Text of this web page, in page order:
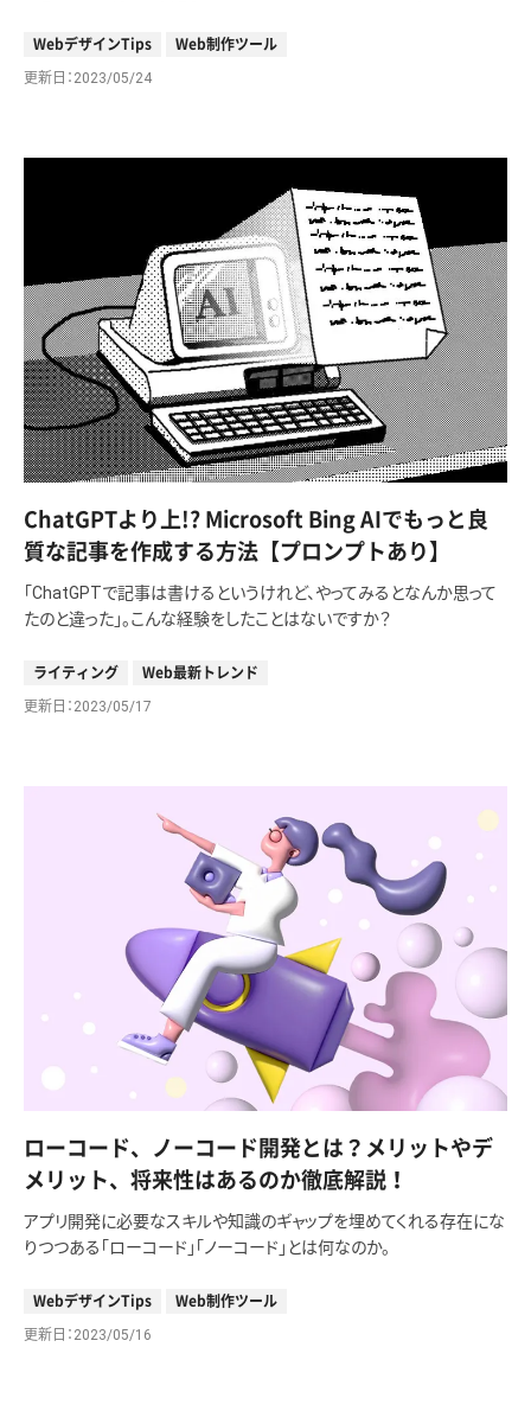
WebデザインTips Web制作ツール
更新日 2023/05/24
ChatGPTより上!? Microsoft Bing AIでもっと良
質な記事を作成する方法【プロンプトあり】
「ChatGPTで記事は書けるというけれど、やってみるとなんか思って
たのと違った」。こんな経験をしたことはないですか？
ライティング Web最新トレンド
更新日 2023/05/17
ローコード、ノーコード開発とは？メリットやデ
メリット、将来性はあるのか徹底解説！
アプリ開発に必要なスキルや知識のギャップを埋めてくれる存在にな
りつつある「ローコード」「ノーコード」とは何なのか。
WebデザインTips Web制作ツール
更新日 2023/05/16